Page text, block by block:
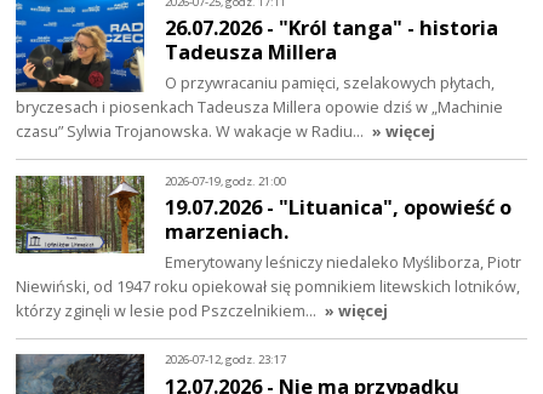
26.07.2026 - "Król tanga" - historia
Tadeusza Millera
O przywracaniu pamięci, szelakowych płytach,
bryczesach i piosenkach Tadeusza Millera opowie dziś w „Machinie
czasu” Sylwia Trojanowska. W wakacje w Radiu… » więcej
2026-07-19, godz. 21:00
19.07.2026 - "Lituanica", opowieść o
marzeniach.
Emerytowany leśniczy niedaleko Myśliborza, Piotr
Niewiński, od 1947 roku opiekował się pomnikiem litewskich lotników,
którzy zginęli w lesie pod Pszczelnikiem… » więcej
2026-07-12, godz. 23:17
12.07.2026 - Nie ma przypadku